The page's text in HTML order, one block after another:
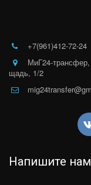
+7(961)412-72-24
МиГ24-трансфер,
щадь, 1/2
Напишите нам